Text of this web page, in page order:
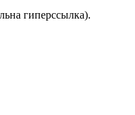
гиперссылка).